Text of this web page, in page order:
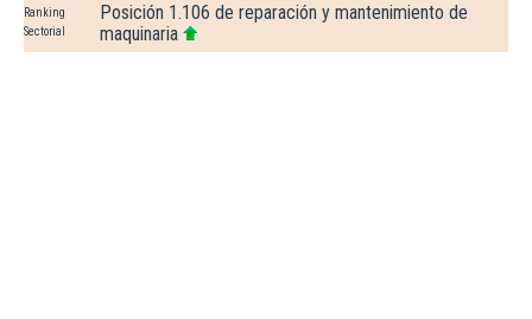
Ranking
Sectorial
Posición 1.106 de reparación y mantenimiento de
maquinaria